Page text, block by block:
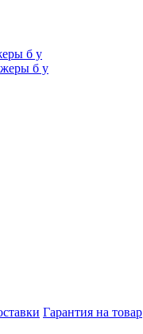
б у
б у
Гарантия на товар